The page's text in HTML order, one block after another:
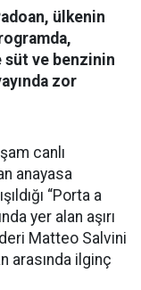
ülkenin
ve benzinin
zor
canlı
anayasa
“Porta a
yer alan aşırı
Matteo Salvini
arasında ilginç